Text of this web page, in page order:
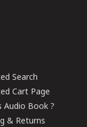
Search
Cart Page
Audio Book ?
& Returns